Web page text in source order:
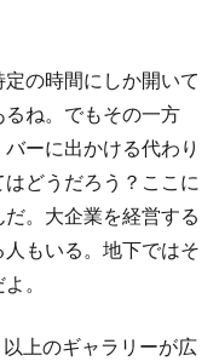
の時間にしか開いて
ね。でもその一方
ーに出かける代わり
どうだろう？ここに
。大企業を経営する
もいる。地下ではそ
。
上のギャラリーが広